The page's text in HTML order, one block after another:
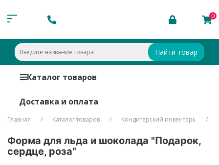
0
Найти товар
Каталог товаров
Доставка и оплата
Главная Каталог товаров Кондитерский инвентарь
Форма для льда и шоколада "Подарок,
сердце, роза"